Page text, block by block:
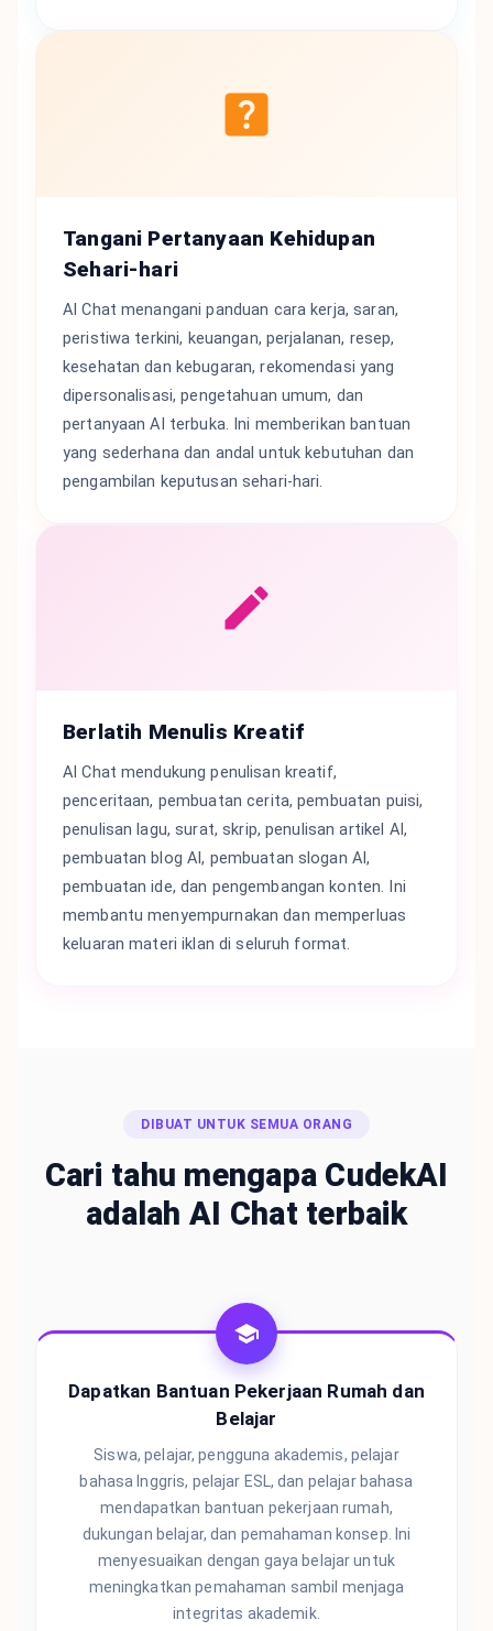
Tangani Pertanyaan Kehidupan
Sehari-hari
AI Chat menangani panduan cara kerja, saran,
peristiwa terkini, keuangan, perjalanan, resep,
kesehatan dan kebugaran, rekomendasi yang
dipersonalisasi, pengetahuan umum, dan
pertanyaan AI terbuka. Ini memberikan bantuan
yang sederhana dan andal untuk kebutuhan dan
pengambilan keputusan sehari-hari.
Berlatih Menulis Kreatif
AI Chat mendukung penulisan kreatif,
penceritaan, pembuatan cerita, pembuatan puisi,
penulisan lagu, surat, skrip, penulisan artikel AI,
pembuatan blog AI, pembuatan slogan AI,
pembuatan ide, dan pengembangan konten. Ini
membantu menyempurnakan dan memperluas
keluaran materi iklan di seluruh format.
DIBUAT UNTUK SEMUA ORANG
Cari tahu mengapa CudekAI
adalah AI Chat terbaik
Dapatkan Bantuan Pekerjaan Rumah dan
Belajar
Siswa, pelajar, pengguna akademis, pelajar
bahasa Inggris, pelajar ESL, dan pelajar bahasa
mendapatkan bantuan pekerjaan rumah,
dukungan belajar, dan pemahaman konsep. Ini
menyesuaikan dengan gaya belajar untuk
meningkatkan pemahaman sambil menjaga
integritas akademik.